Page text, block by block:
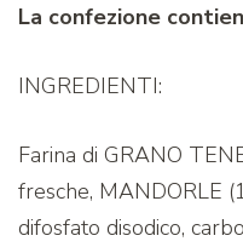
La confezione
INGREDIENTI:
Farina di GRANO
fresche, MANDORLE
difosfato disodico,